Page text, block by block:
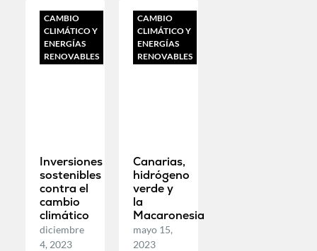
CAMBIO
CLIMÁTICO Y
ENERGÍAS
RENOVABLES
Inversiones
sostenibles
contra el
cambio
climático
diciembre
4, 2023
CAMBIO
CLIMÁTICO Y
ENERGÍAS
RENOVABLES
Canarias,
hidrógeno
verde y
la
Macaronesia
mayo 15,
2023